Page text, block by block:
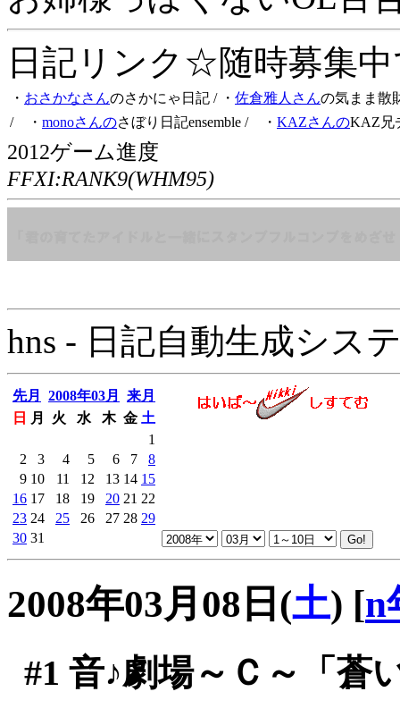
日記リンク☆随時募集
・ おさかなさんのさかにゃ日記 / ・ 佐倉雅人さんの気まま散
/ ・ monoさんのさぼり日記ensemble / ・ KAZさんのKAZ兄
2012ゲーム進度
FFXI:RANK9(WHM95)
hns - 日記自動生成シス
先月 2008年03月
来月
日
月 火 水 木 金 土
1
2
3 4 5 6 7
8
9 10 11 12 13 14 15
16 17 18 19 20 21 22
23 24 25 26 27 28 29
30 31
2008年03月08日(土) [n
#1 音♪劇場～Ｃ～「蒼